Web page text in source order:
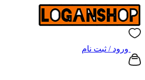
ورود / ثبت نام